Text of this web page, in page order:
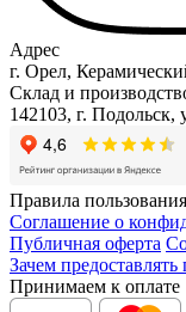
Адрес
г. Орел,
Склад и
142103, г. Подольск,
Правила
Соглашение о
Публичная оферта
Зачем
Принимаем к оплате